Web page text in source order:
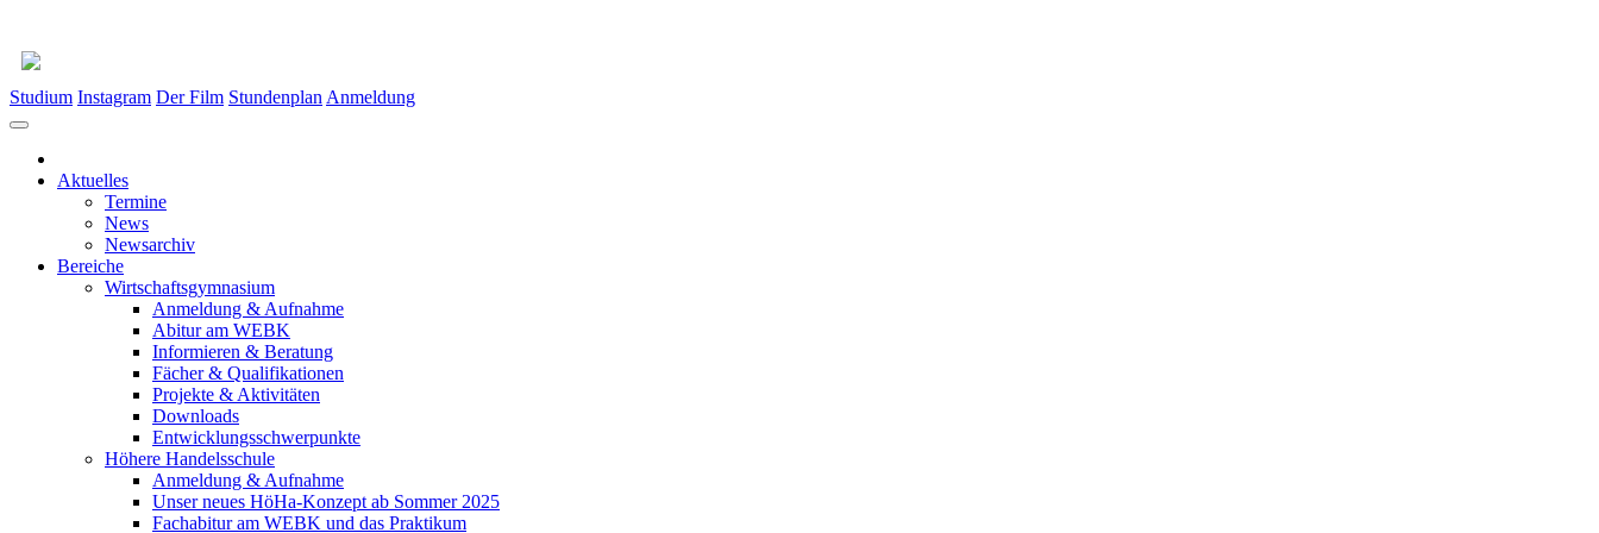
Studium Instagram Der Film Stundenplan Anmeldung
Aktuelles
Termine
News
Newsarchiv
Bereiche
Wirtschaftsgymnasium
Anmeldung & Aufnahme
Abitur am WEBK
Informieren & Beratung
Fächer & Qualifikationen
Projekte & Aktivitäten
Downloads
Entwicklungsschwerpunkte
Höhere Handelsschule
Anmeldung & Aufnahme
Unser neues HöHa-Konzept ab Sommer 2025
Fachabitur am WEBK und das Praktikum